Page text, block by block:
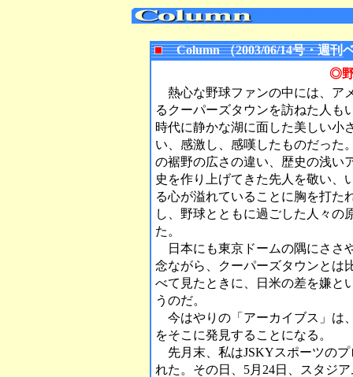
Column （2003/06/14号・週刊
◎野
熱心な野球ファンの中には、ア
るクーパーズタウンを訪ねた人も
時代に静かな湖に面した美しい小
い、感激し、感嘆したものだった
の裾野の広さの違い、歴史の浅い
史を作り上げてきた先人を敬い、
る心が溢れていることに胸を打た
し、野球とともに過ごした人々の
た。
日本にも東京ドームの隅にささ
念ながら、クーパーズタウンとは
べて見たときに、日米の差を嫌と
うのだ。
今はやりの「アーカイブス」は
をそこに発見することになる。
先月末、私はJSKYスポーツの
れた。その日、5月24日、スタジ